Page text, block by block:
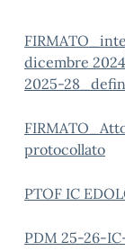
dicembre
2025-
protocollato
PTOF IC
PDM 25-26-